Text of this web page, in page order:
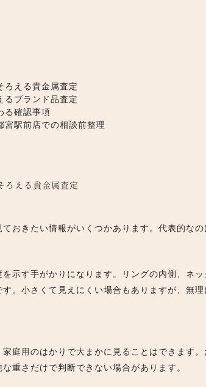
ろえる貴金属査定
るブランド品査定
る確認事項
宮駅前店での相談前整理
ろえる貴金属査定
おきたい情報がいくつかあります。代表的な
示す手がかりになります。リングの内側、ネ
。小さくて見えにくい場合もありますが、無
庭用のはかりで大まかに見ることはできます
重さだけで判断できない場合があります。